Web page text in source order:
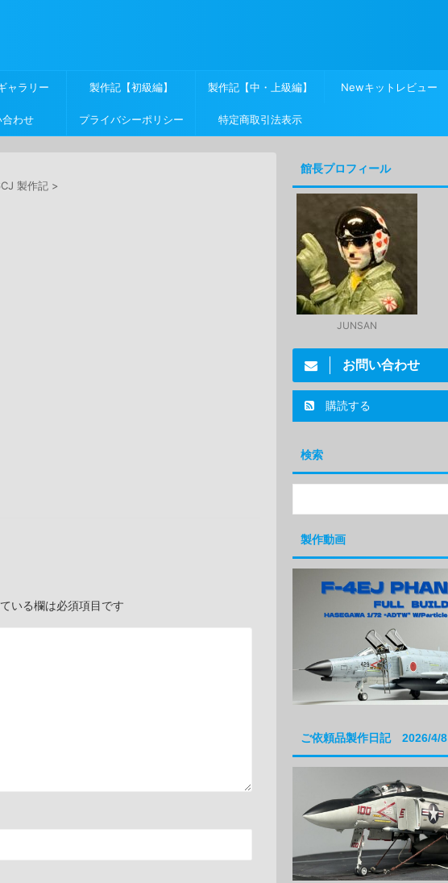
ャラリー 製作記【初級編】 製作記【中・上級編】 Newキットレビュー
合わせ プライバシーポリシー 特定商取引法表示
製作記 >
いる欄は必須項目です
館長プロフィール
JUNSAN
お問い合わせ
購読する
検索
製作動画
ご依頼品製作日記 2026/4/8